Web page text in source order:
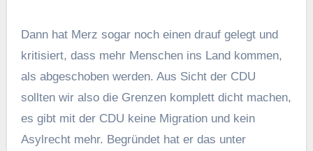
Dann hat Merz sogar noch einen drauf gelegt und
kritisiert, dass mehr Menschen ins Land kommen,
als abgeschoben werden. Aus Sicht der CDU
sollten wir also die Grenzen komplett dicht machen,
es gibt mit der CDU keine Migration und kein
Asylrecht mehr. Begründet hat er das unter